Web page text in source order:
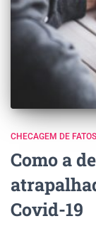
CHECAGEM DE FATOS
Como a
Covid-19